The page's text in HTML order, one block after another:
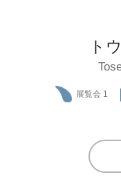
ト
展覧会 1